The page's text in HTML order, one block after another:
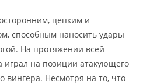
цепким и
способным наносить удары
На протяжении всей
играл на позиции атакующего
вингера. Несмотря на то, что